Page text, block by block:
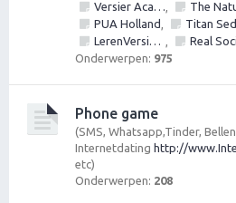
Versier Academie
, The
PUA Holland, Titan
LerenVersieren.nl
,
Real Social
Onderwerpen: 975
Phone game
(SMS, Whatsapp,Tinder,
Internetdating http://
etc)
Onderwerpen: 208